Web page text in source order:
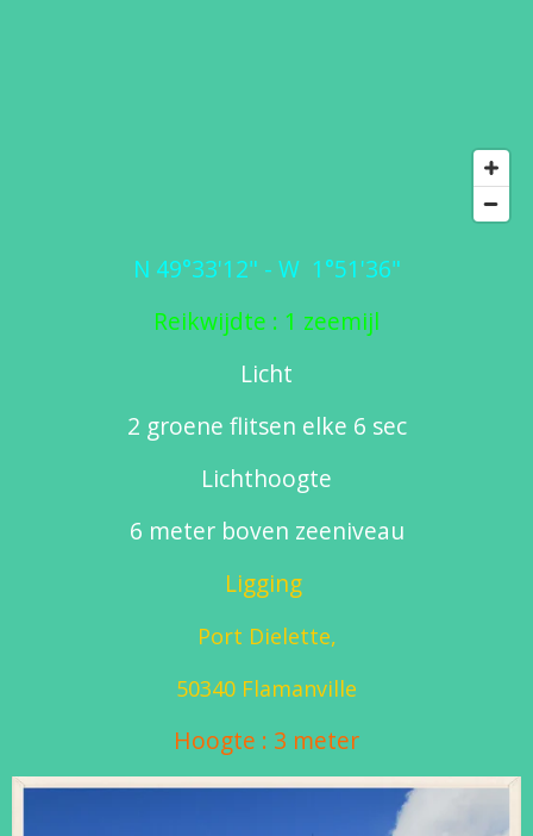
N 49°33'12" - W 1°51'36"
Reikwijdte : 1 zeemijl
Licht
2 groene flitsen elke 6 sec
Lichthoogte
6 meter boven zeeniveau
Ligging
Port Dielette,
50340 Flamanville
Hoogte : 3 meter